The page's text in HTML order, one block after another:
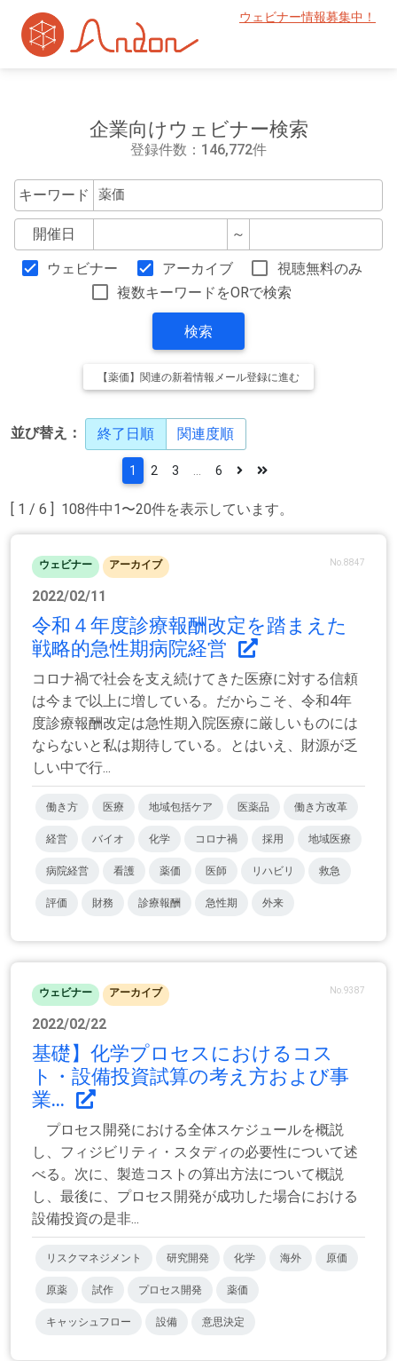
ウェビナー情報募集中！
企業向けウェビナー検索
登録件数：146,772件
キーワード
開催日 ～
ウェビナー アーカイブ
視聴無料のみ
複数キーワードをORで検索
検索
【薬価】関連の新着情報メール登録に進む
並び替え： 終了日順 関連度順
[ 1 / 6 ] 108件中1〜20件を表示しています。
1 2 3 6
ウェビナー アーカイブ No.8847
2022/02/11
令和４年度診療報酬改定を踏まえた
戦略的急性期病院経営
コロナ禍で社会を支え続けてきた医療に対する信頼
は今まで以上に増している。だからこそ、令和4年
度診療報酬改定は急性期入院医療に厳しいものには
ならないと私は期待している。とはいえ、財源が乏
しい中で行...
働き方 医療 地域包括ケア 医薬品 働き方改革
経営 バイオ 化学 コロナ禍 採用 地域医療
病院経営 看護 薬価 医師 リハビリ 救急
評価 財務 診療報酬 急性期 外来
ウェビナー アーカイブ No.9387
2022/02/22
基礎】化学プロセスにおけるコス
ト・設備投資試算の考え方および事
業...
プロセス開発における全体スケジュールを概説
し、フィジビリティ・スタディの必要性について述
べる。次に、製造コストの算出方法について概説
し、最後に、プロセス開発が成功した場合における
設備投資の是非...
リスクマネジメント 研究開発 化学 海外 原価
原薬 試作 プロセス開発 薬価
キャッシュフロー 設備 意思決定